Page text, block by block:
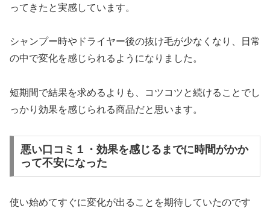
ってきたと実感しています。
シャンプー時やドライヤー後の抜け毛が少なくなり、日常
の中で変化を感じられるようになりました。
短期間で結果を求めるよりも、コツコツと続けることでし
っかり効果を感じられる商品だと思います。
悪い口コミ１・効果を感じるまでに時間がかか
って不安になった
使い始めてすぐに変化が出ることを期待していたのです